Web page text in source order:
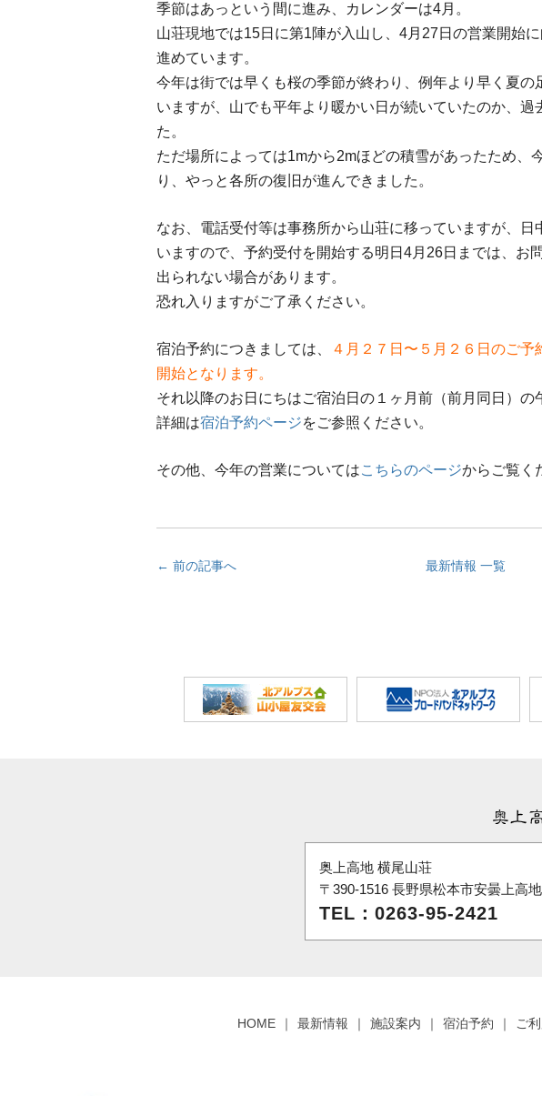
季節はあっという間に進み、カレンダーは4月。
山荘現地では15日に第1陣が入山し、4月27日の営業開始
進めています。
今年は街では早くも桜の季節が終わり、例年より早く夏の
いますが、山でも平年より暖かい日が続いていたのか、過
た。
ただ場所によっては1mから2mほどの積雪があったため、
り、やっと各所の復旧が進んできました。
なお、電話受付等は事務所から山荘に移っていますが、日
いますので、予約受付を開始する明日4月26日までは、お
出られない場合があります。
恐れ入りますがご了承ください。
宿泊予約につきましては、
４月２７日〜５月２６日のご
開始となります。
それ以降のお日にちはご宿泊日の１ヶ月前（前月同日）の
詳細は宿泊予約ページをご参照ください。
その他、今年の営業についてはこちらのページからご覧く
← 前の記事へ 最新情報 一覧
奥上高地 横尾山荘
〒390-1516 長野県松本市安曇上高地
TEL：0263-95-2421
HOME 最新情報 施設案内 宿泊予約 ご